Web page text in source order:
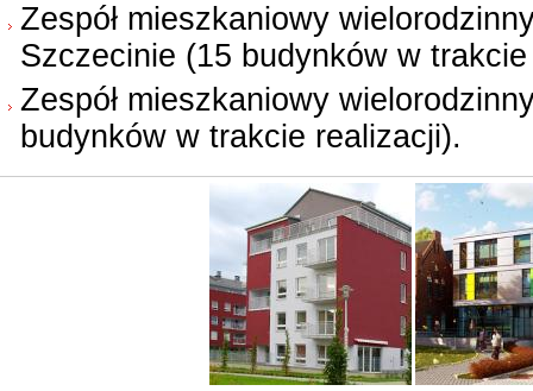
Zespół mieszkaniowy
Szczecinie (15 budynków w
Zespół mieszkaniowy
budynków w trakcie realizacji).